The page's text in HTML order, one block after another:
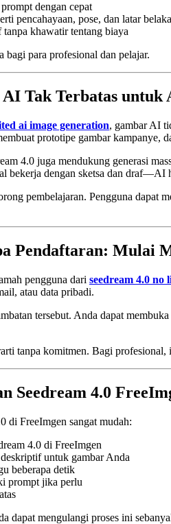
dengan cepat
pencahayaan, pose, dan latar
khawatir tentang biaya
bagi para profesional dan pelajar.
AI Tak Terbatas
ai image generation, gambar AI
prototipe gambar
4.0 juga mendukung generasi
bekerja dengan sketsa dan draf—AI
pembelajaran. Pengguna dapat
Pendaftaran: Mulai
pengguna dari seedream 4.0 no
atau data pribadi.
tersebut. Anda dapat
tanpa komitmen. Bagi
Seedream 4.0
di FreeImgen sangat mudah:
4.0 di FreeImgen
untuk gambar Anda
beberapa detik
prompt jika perlu
dapat mengulangi proses ini